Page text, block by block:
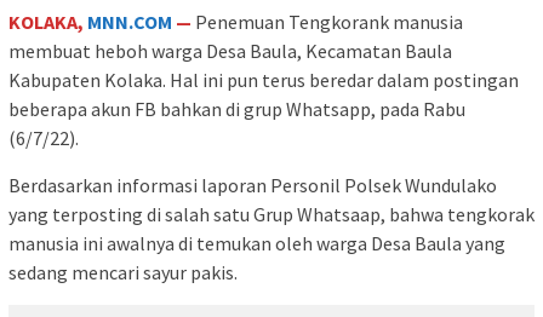
KOLAKA, MNN.COM — Penemuan Tengkorank manusia
membuat heboh warga Desa Baula, Kecamatan Baula
Kabupaten Kolaka. Hal ini pun terus beredar dalam postingan
beberapa akun FB bahkan di grup Whatsapp, pada Rabu
(6/7/22).
Berdasarkan informasi laporan Personil Polsek Wundulako
yang terposting di salah satu Grup Whatsaap, bahwa tengkorak
manusia ini awalnya di temukan oleh warga Desa Baula yang
sedang mencari sayur pakis.